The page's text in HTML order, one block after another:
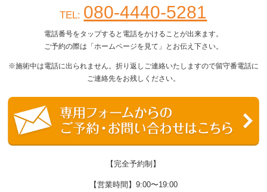
TEL: 080-4440-5281
電話番号をタップすると電話をかけることが出来ます。
ご予約の際は「ホームページを見て」とお伝え下さい。
※施術中は電話に出られません。折り返しご連絡いたしますので留守番電話に
ご連絡先をお残しください。
【完全予約制】
【営業時間】9:00〜19:00